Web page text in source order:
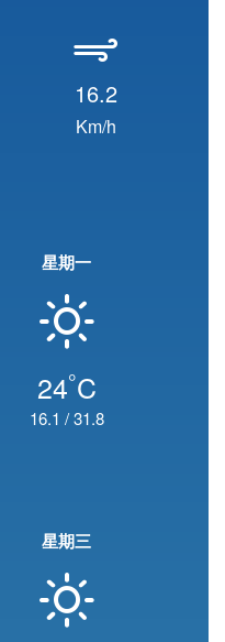
16.2
Km/h
星期一
24°C
16.1 /31.8
星期三